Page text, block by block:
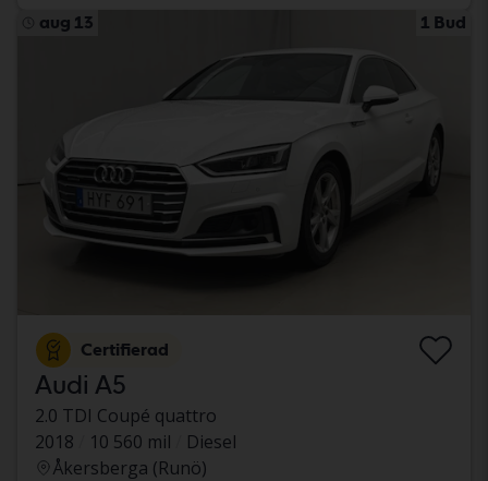
aug 13 1 Bud
Certifierad
Audi A5
2.0 TDI Coupé quattro
2018
10 560 mil
Diesel
Åkersberga (Runö)